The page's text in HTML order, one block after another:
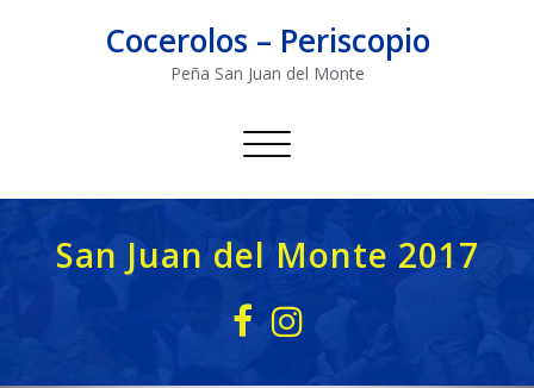
Cocerolos – Periscopio
Peña San Juan del Monte
Alternar
San Juan del Monte 2017